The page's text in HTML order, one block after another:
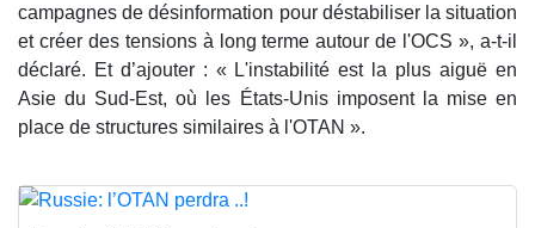
campagnes de désinformation pour déstabiliser la situation
et créer des tensions à long terme autour de l'OCS », a-t-il
déclaré. Et d’ajouter : « L'instabilité est la plus aiguë en
Asie du Sud-Est, où les États-Unis imposent la mise en
place de structures similaires à l'OTAN ».